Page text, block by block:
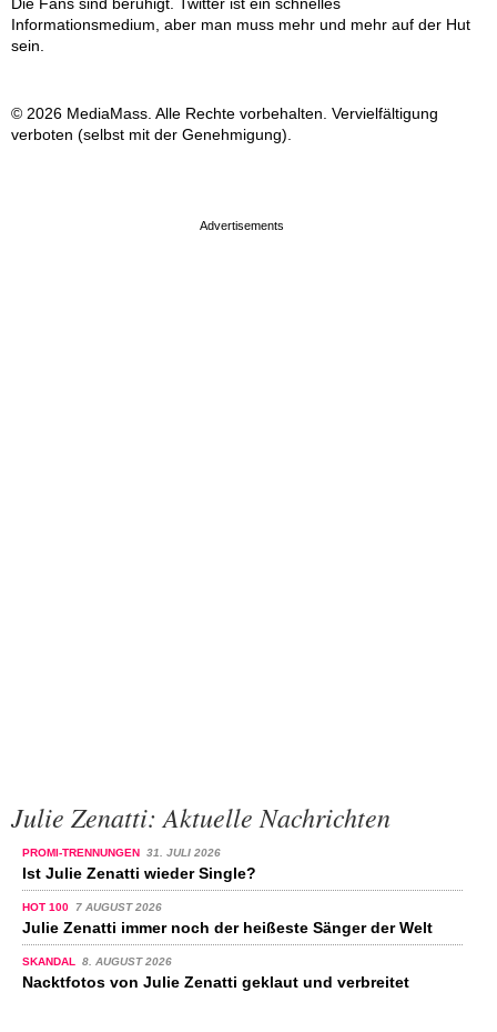
Informationsmedium, aber man muss mehr und mehr auf der Hut
sein.
© 2026 MediaMass. Alle Rechte vorbehalten. Vervielfältigung
verboten (selbst mit der Genehmigung).
Julie Zenatti: Aktuelle Nachrichten
PROMI-TRENNUNGEN 31. JULI 2026
Ist Julie Zenatti wieder Single?
HOT 100 7 AUGUST 2026
Julie Zenatti immer noch der heißeste Sänger der Welt
SKANDAL 8. AUGUST 2026
Nacktfotos von Julie Zenatti geklaut und verbreitet